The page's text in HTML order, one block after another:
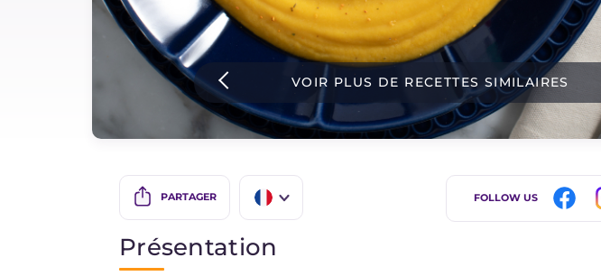
Instagram
YouTube VOIR PLUS DE RECETTES SIMILAIRES
PARTAGER FOLLOW US
Présentation